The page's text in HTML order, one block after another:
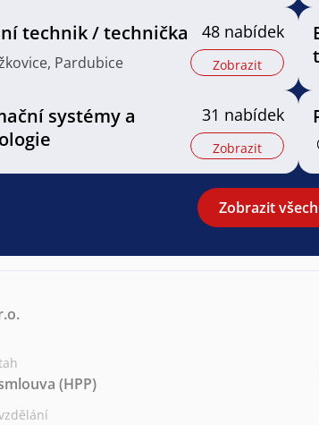
technik / technička
Pardubice
48 nabídek
Zobrazit
systémy a
31 nabídek
Zobrazit
Zobrazit
(HPP)